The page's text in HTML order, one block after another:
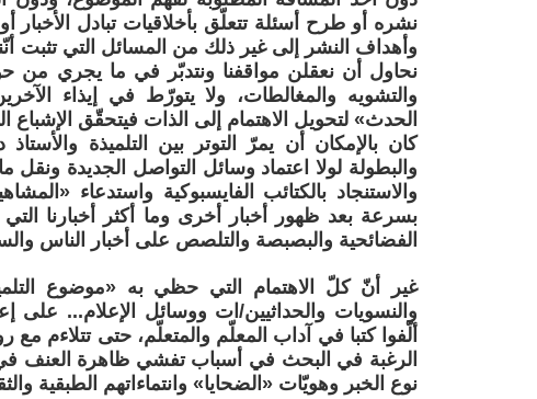
نشره أو طرح أسئلة تتعلّق بأخلاقيات تبادل
وأهداف النشر إلى غير ذلك من المسائل التي تثبت
نحاول أن نعقلن مواقفنا ونتدبّر في ما يجري من
والتشويه والمغالطات، ولا يتورّط في إيذاء
الحدث» لتحويل الاهتمام إلى الذات فيتحقّق الإشباع
كان بالإمكان أن يمرّ التوتر بين التلميذة
والبطولة لولا اعتماد وسائل التواصل الجديدة
والاستنجاد بالكتائب الفايسبوكية واستدعاء
بسرعة بعد ظهور أخبار أخرى وما أكثر أخبارنا
الفضائحية والبصبصة والتلصص على أخبار الناس
غير أنّ كلّ الاهتمام التي حظي به «موضوع
والنسويات والحداثيين/ات ووسائل الإعلام... على
ألّفوا كتبا في آداب المعلّم والمتعلّم، حتى تتلاءم
الرغبة في البحث في أسباب تفشي ظاهرة العنف
نوع الخبر وهويّات «الضحايا» وانتماءاتهم الطبقية